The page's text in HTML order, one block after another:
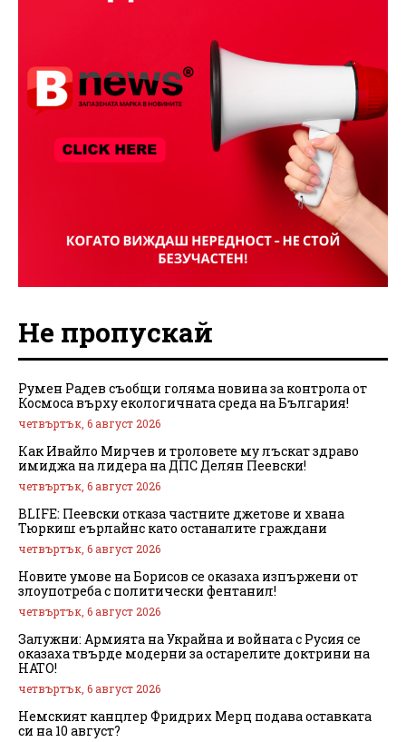
Не пропускай
Румен Радев съобщи голяма новина за контрола от
Космоса върху екологичната среда на България!
четвъртък, 6 август 2026
Как Ивайло Мирчев и троловете му лъскат здраво
имиджа на лидера на ДПС Делян Пеевски!
четвъртък, 6 август 2026
BLIFE: Пеевски отказа частните джетове и хвана
Тюркиш еърлайнс като останалите граждани
четвъртък, 6 август 2026
Новите умове на Борисов се оказаха изпържени от
злоупотреба с политически фентанил!
четвъртък, 6 август 2026
Залужни: Армията на Украйна и войната с Русия се
оказаха твърде модерни за остарелите доктрини на
НАТО!
четвъртък, 6 август 2026
Немският канцлер Фридрих Мерц подава оставката
си на 10 август?